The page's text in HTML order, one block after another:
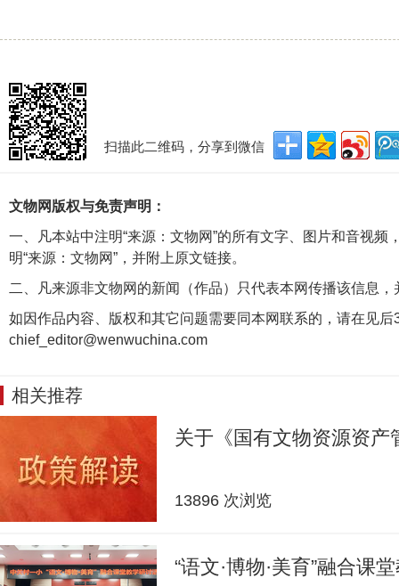
扫描此二维码，分享到微信
文物网版权与免责声明：
一、凡本站中注明“来源：文物网”的所有文字、图片和音视
明“来源：文物网”，并附上原文链接。
二、凡来源非文物网的新闻（作品）只代表本网传播该信息
如因作品内容、版权和其它问题需要同本网联系的，请在见后
chief_editor@wenwuchina.com
相关推荐
关于《国有文物资源资
13896 次浏览
“语文·博物·美育”融合课